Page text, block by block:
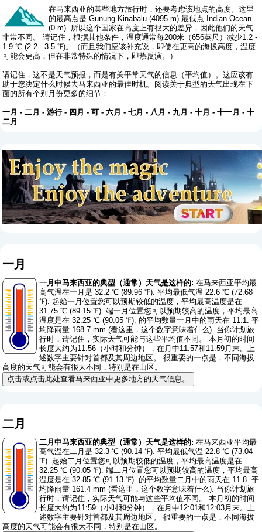
在马来西亚的某些地方旅行时，还要考虑该地点的高度。这里
的最高点是 Gunung Kinabalu (4095 m) 最低点 Indian Ocean
(0 m). 所以这个国家在高度上有很大的差异，因此他们的天气
非常不同。 请记住，根据其他条件，温度通常每200米（656英尺）减少1.2 -
1.9 ℃ (2.2 - 3.5 ℉)。（而且我们应该补充说，即使在更高的海拔高度，温度
可能会更高，但在非常特殊的情况下，即热反演。）
请记住，这不是天气预报，而是有关平常天气的信息（平均值）。这应该有
助于您决定什么时候去马来西亚的最佳时机。阅读关于典型的天气出现在下
面的所有个别月份更多的细节：
一月 -二月 -游行- 四月 -可 -六月 -七月 - 八月 - 九月 -十月 -十一月 -十
二月
一月
一月中马来西亚的典型（通常）天气是这样的: 在马来西亚平均最
高气温在一月是 32.2 ℃ (89.96 ℉). 平均最低气温 22.6 ℃ (72.68
℉). 起始一月位置您可以预期较低的温度，平均最高温度是在
31.75 ℃ (89.15 ℉). 端一月位置您可以预期较高的温度，平均最高
温度是在 32.25 ℃ (90.05 ℉). 的平均数量一月中的雨天在 11.1. 平
均降雨量 168.7 mm (看这里，这个数字意味着什么). 当你计划旅
行时，请记住，实际天气可能与这些平均值不同。 本月初的时间
长度大约为11:56（小时和分钟），在月中11:57和11:59月末。上
述数字主要针对首都及其周边地区。 很重要的一点是，不同海拔
高度的天气可能会有很大不同，特别是在山区。
点击或点击此处查看马来西亚中更多地方的天气信息。
二月
二月中马来西亚的典型（通常）天气是这样的: 在马来西亚平均最
高气温在二月是 32.3 ℃ (90.14 ℉). 平均最低气温 22.8 ℃ (73.04
℉). 起始二月位置您可以预期较低的温度，平均最高温度是在
32.25 ℃ (90.05 ℉). 端二月位置您可以预期较高的温度，平均最高
温度是在 32.85 ℃ (91.13 ℉). 的平均数量二月中的雨天在 11.8. 平
均降雨量 161.4 mm (看这里，这个数字意味着什么). 当你计划旅
行时，请记住，实际天气可能与这些平均值不同。 本月初的时间
长度大约为11:59（小时和分钟），在月中12:01和12:03月末。上
述数字主要针对首都及其周边地区。 很重要的一点是，不同海拔
高度的天气可能会有很大不同，特别是在山区。